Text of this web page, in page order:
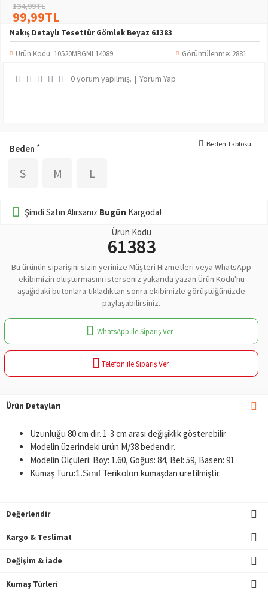
Nakış Detaylı Tesettür Gömlek Beyaz 61383
Ürün Kodu: 10520MBGML14089 Görüntülenme: 2881
0 yorum yapılmış. | Yorum Yap
99,99TL
134,99TL
Beden
S M L
Beden Tablosu
Şimdi Satın Alırsanız Bugün Kargoda!
Ürün Kodu
61383
Bu ürünün siparişini sizin yerinize Müşteri Hizmetleri veya WhatsApp
ekibimizin oluşturmasını isterseniz yukarıda yazan Ürün Kodu'nu
aşağıdaki butonlara tıkladıktan sonra ekibimizle görüştüğünüzde
paylaşabilirsiniz.
WhatsApp ile Sipariş Ver
Telefon ile Sipariş Ver
Ürün Detayları
Uzunluğu 80 cm dir. 1-3 cm arası değişiklik gösterebilir
Modelin üzerindeki ürün M/38 bedendir.
Modelin Ölçüleri: Boy: 1.60, Göğüs: 84, Bel: 59, Basen: 91
Kumaş Türü:1.Sınıf Terikoton kumaşdan üretilmiştir.
Değerlendir
Kargo & Teslimat
Değişim & İade
Kumaş Türleri